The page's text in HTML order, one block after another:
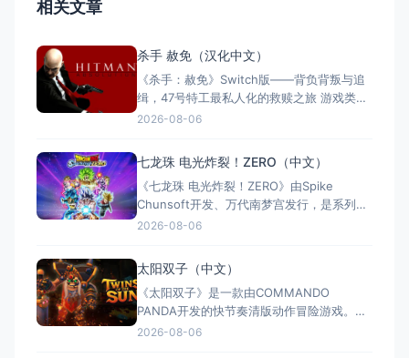
相关文章
杀手 赦免（汉化中文）
《杀手：赦免》Switch版——背负背叛与追
缉，47号特工最私人化的救赎之旅 游戏类
型：动作冒险类（第三人称潜行暗杀 × 动作
称：杀手：赦免（官方繁体中文定名） 美国
名称：Hitman: Absoluti
2026-08-06
七龙珠 电光炸裂！ZERO（中文）
《七龙珠 电光炸裂！ZERO》由Spike
Chunsoft开发、万代南梦宫发行，是系列暌
违17年的正统续作。Switch及Switch 2双平
的高速3D格斗为核心，支持体感操控与全区
中文，融合故事、竞技与创作多种模式。
2026-08-06
太阳双子（中文）
《太阳双子》是一款由COMMANDO
PANDA开发的快节奏清版动作冒险游戏。双
胞胎兄弟为拯救被掳走的妹妹，踏上横跨荒
2026-08-06